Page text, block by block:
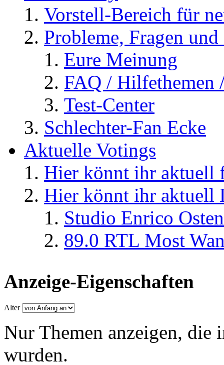
Vorstell-Bereich für
Probleme, Fragen
Eure Meinung
FAQ / Hilfethemen
Test-Center
Schlechter-Fan Ecke
Aktuelle Votings
Hier könnt ihr aktuell
Hier könnt ihr aktuell
Studio Enrico
89.0 RTL Most
Anzeige-Eigenschaften
Alter
Nur Themen anzeigen, die
wurden.